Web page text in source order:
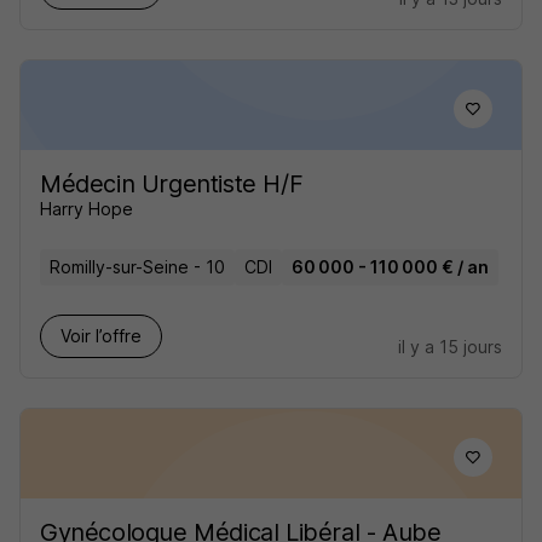
Médecin Urgentiste H/F
Harry Hope
Romilly-sur-Seine - 10 CDI 60 000 - 110 000 € / an
Voir l’offre
il y a 15 jours
Gynécologue Médical Libéral - Aube